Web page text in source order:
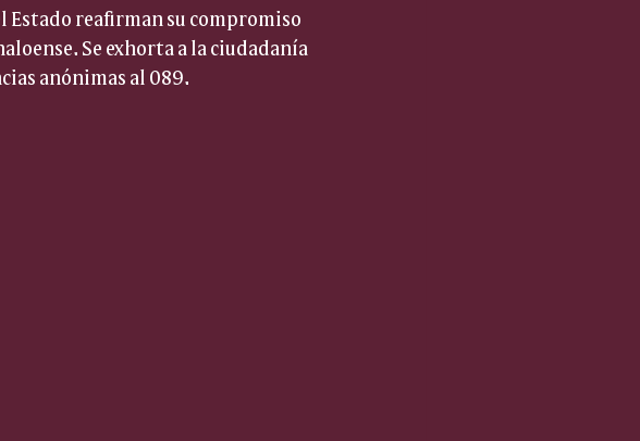
Estado reafirman su compromiso
Se exhorta a la ciudadanía
anónimas al 089.